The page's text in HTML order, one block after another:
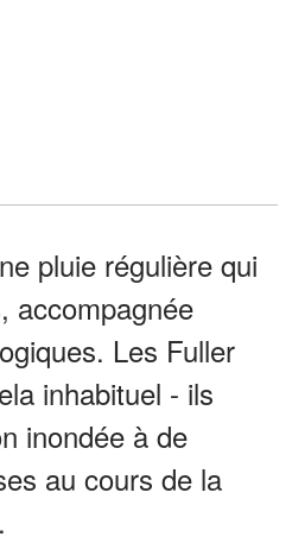
pluie régulière qui
accompagnée
Les Fuller
inhabituel - ils
inondée à de
au cours de la